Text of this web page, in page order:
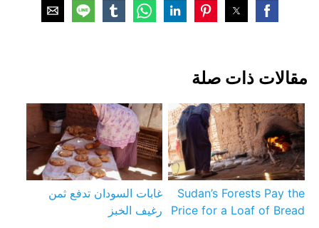
مقالات ذات صلة
Sudan’s Forests Pay the
Price for a Loaf of Bread
غابات السودان تدفع ثمن
رغيف الخبز